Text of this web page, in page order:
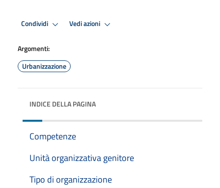
Condividi Vedi azioni
Argomenti:
Urbanizzazione
INDICE DELLA PAGINA
Competenze
Unità organizzativa genitore
Tipo di organizzazione